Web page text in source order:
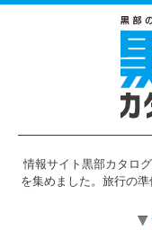
情報サイト黒部カタロ
を集めました。旅行の